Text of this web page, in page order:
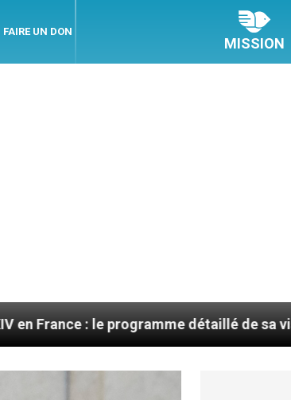
FAIRE UN DON
MISSION
détaillé de sa visite en